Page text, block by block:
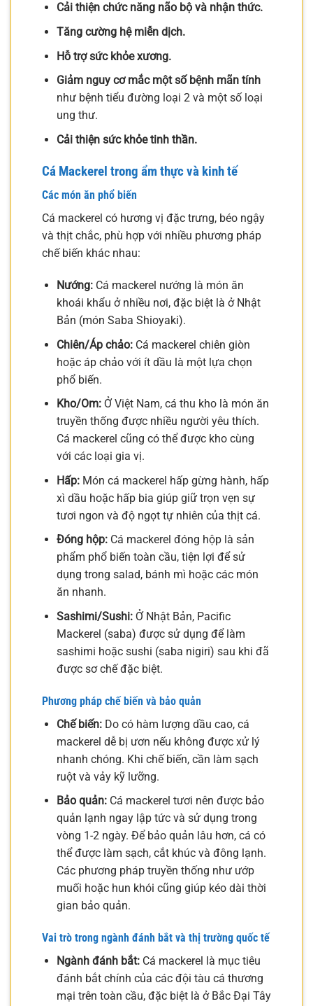
Cải thiện chức năng não bộ và nhận thức.
Tăng cường hệ miễn dịch.
Hỗ trợ sức khỏe xương.
Giảm nguy cơ mắc một số bệnh mãn tính
như bệnh tiểu đường loại 2 và một số loại
ung thư.
Cải thiện sức khỏe tinh thần.
Cá Mackerel trong ẩm thực và kinh tế
Các món ăn phổ biến
Cá mackerel có hương vị đặc trưng, béo ngậy
và thịt chắc, phù hợp với nhiều phương pháp
chế biến khác nhau:
Nướng:Cá mackerel nướng là món ăn
khoái khẩu ở nhiều nơi, đặc biệt là ở Nhật
Bản (món Saba Shioyaki).
Chiên/Áp chảo:Cá mackerel chiên giòn
hoặc áp chảo với ít dầu là một lựa chọn
phổ biến.
Kho/Om:Ở Việt Nam, cá thu kho là món ăn
truyền thống được nhiều người yêu thích.
Cá mackerel cũng có thể được kho cùng
với các loại gia vị.
Hấp:Món cá mackerel hấp gừng hành, hấp
xì dầu hoặc hấp bia giúp giữ trọn vẹn sự
tươi ngon và độ ngọt tự nhiên của thịt cá.
Đóng hộp:Cá mackerel đóng hộp là sản
phẩm phổ biến toàn cầu, tiện lợi để sử
dụng trong salad, bánh mì hoặc các món
ăn nhanh.
Sashimi/Sushi:Ở Nhật Bản, Pacific
Mackerel (saba) được sử dụng để làm
sashimi hoặc sushi (saba nigiri) sau khi đã
được sơ chế đặc biệt.
Phương pháp chế biến và bảo quản
Chế biến:Do có hàm lượng dầu cao, cá
mackerel dễ bị ươn nếu không được xử lý
nhanh chóng. Khi chế biến, cần làm sạch
ruột và vảy kỹ lưỡng.
Bảo quản:Cá mackerel tươi nên được bảo
quản lạnh ngay lập tức và sử dụng trong
vòng 1-2 ngày. Để bảo quản lâu hơn, cá có
thể được làm sạch, cắt khúc và đông lạnh.
Các phương pháp truyền thống như ướp
muối hoặc hun khói cũng giúp kéo dài thời
gian bảo quản.
Vai trò trong ngành đánh bắt và thị trường quốc tế
Ngành đánh bắt:Cá mackerel là mục tiêu
đánh bắt chính của các đội tàu cá thương
mại trên toàn cầu, đặc biệt là ở Bắc Đại Tây